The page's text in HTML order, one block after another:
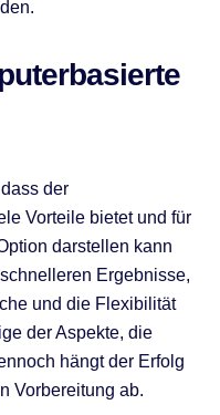
der
Vorteile bietet und für
darstellen kann
Ergebnisse,
und die Flexibilität
der Aspekte, die
hängt der Erfolg
Vorbereitung ab.